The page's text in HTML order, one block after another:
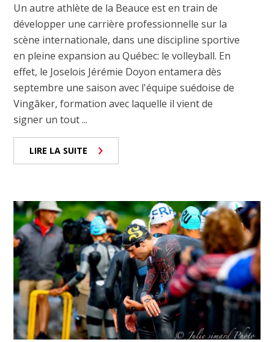
Un autre athlète de la Beauce est en train de
développer une carrière professionnelle sur la
scène internationale, dans une discipline sportive
en pleine expansion au Québec: le volleyball. En
effet, le Joselois Jérémie Doyon entamera dès
septembre une saison avec l'équipe suédoise de
Vingâker, formation avec laquelle il vient de
signer un tout ...
LIRE LA SUITE